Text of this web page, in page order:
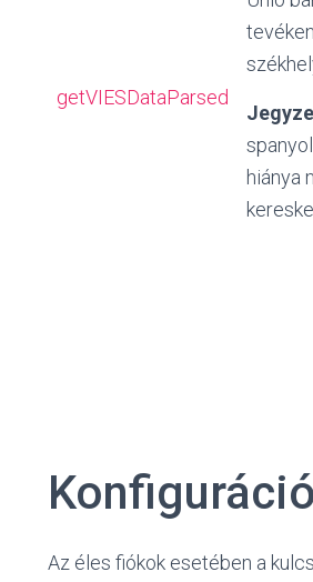
getVIESDataParsed
hiánya
Konfiguráció
Az éles fiókok esetében a